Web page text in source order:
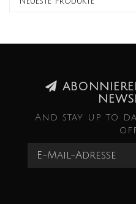
And stay up to